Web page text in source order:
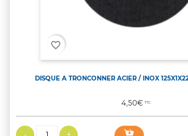
favorite_border
DISQUE A TRONCONNER ACIER / INOX
Prix
4,50€TTC